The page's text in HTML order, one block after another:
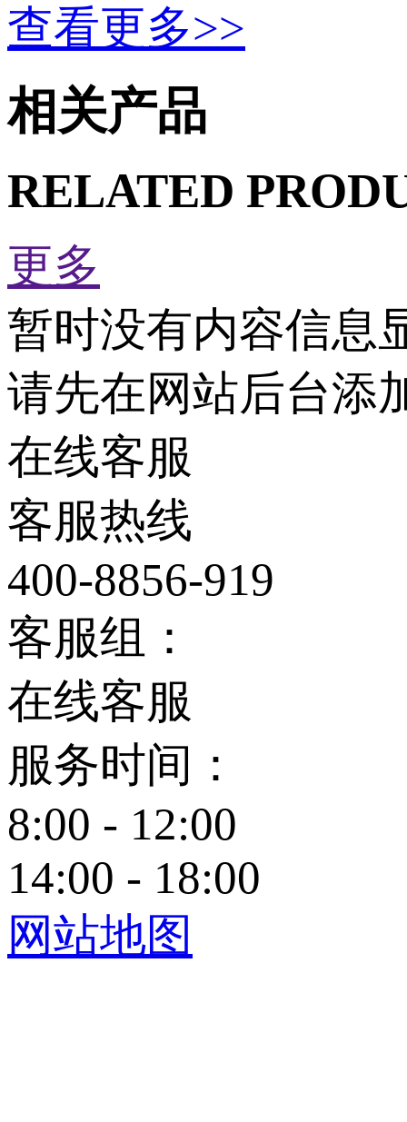
查看更多>>
相关产品
RELATED
更多
暂时没有内容信息
请先在网站后台添
在线客服
客服热线
400-8856-919
客服组：
在线客服
服务时间：
8:00 - 12:00
14:00 - 18:00
网站地图